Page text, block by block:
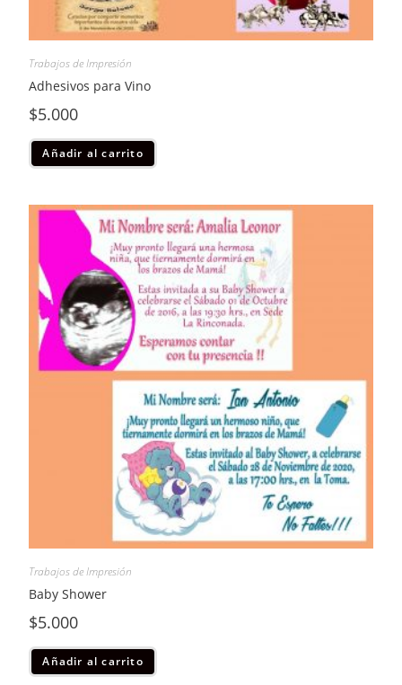
Trabajos de Impresión
Adhesivos para Vino
$5.000
Añadir al carrito
Trabajos de Impresión
Baby Shower
$5.000
Añadir al carrito